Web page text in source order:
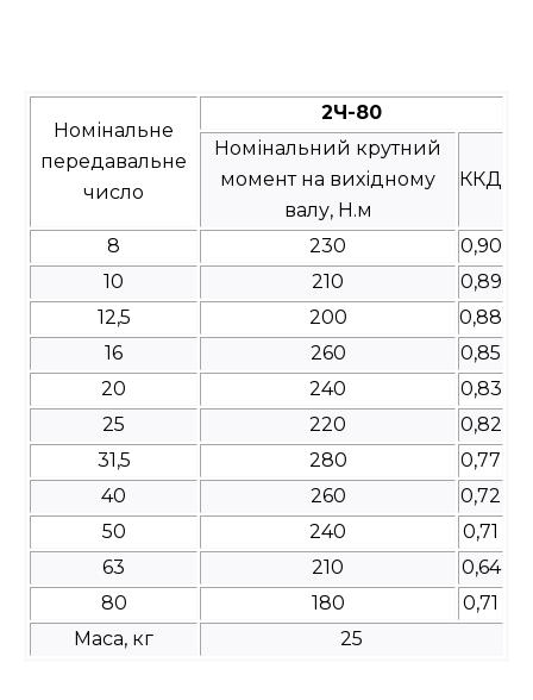
Номінальне
передавальне
число
2Ч-80
Номінальний крутний
момент на вихідному
валу, Н.м
ККД
8 230
0,90
10
210
0,89
12,5
200
0,88
16
260
0,85
20
240
0,83
25
220
0,82
31,5
280
0,77
40
260
0,72
50
240
0,71
63
210
0,64
80
180
0,71
Маса, кг
25